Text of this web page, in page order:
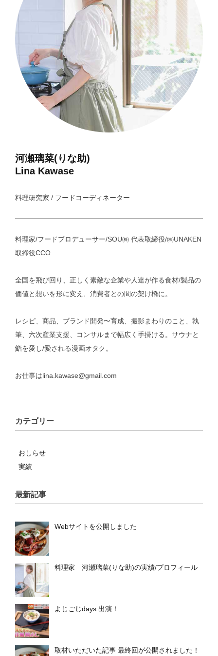
河瀬璃菜(りな助)
Lina Kawase
料理研究家 / フードコーディネーター
料理家/フードプロデューサー/SOU㈱ 代表取締役/㈱UNAKEN
取締役CCO
全国を飛び回り、正しく素敵な企業や人達が作る食材/製品の
価値と想いを形に変え、消費者との間の架け橋に。
レシピ、商品、ブランド開発〜育成、撮影まわりのこと、執
筆、六次産業支援、コンサルまで幅広く手掛ける。サウナと
鮨を愛し/愛される漫画オタク。
お仕事はlina.kawase@gmail.com
カテゴリー
おしらせ
実績
最新記事
Webサイトを公開しました
料理家 河瀬璃菜(りな助)の実績/プロフィール
よじごじdays 出演！
取材いただいた記事 最終回が公開されました！